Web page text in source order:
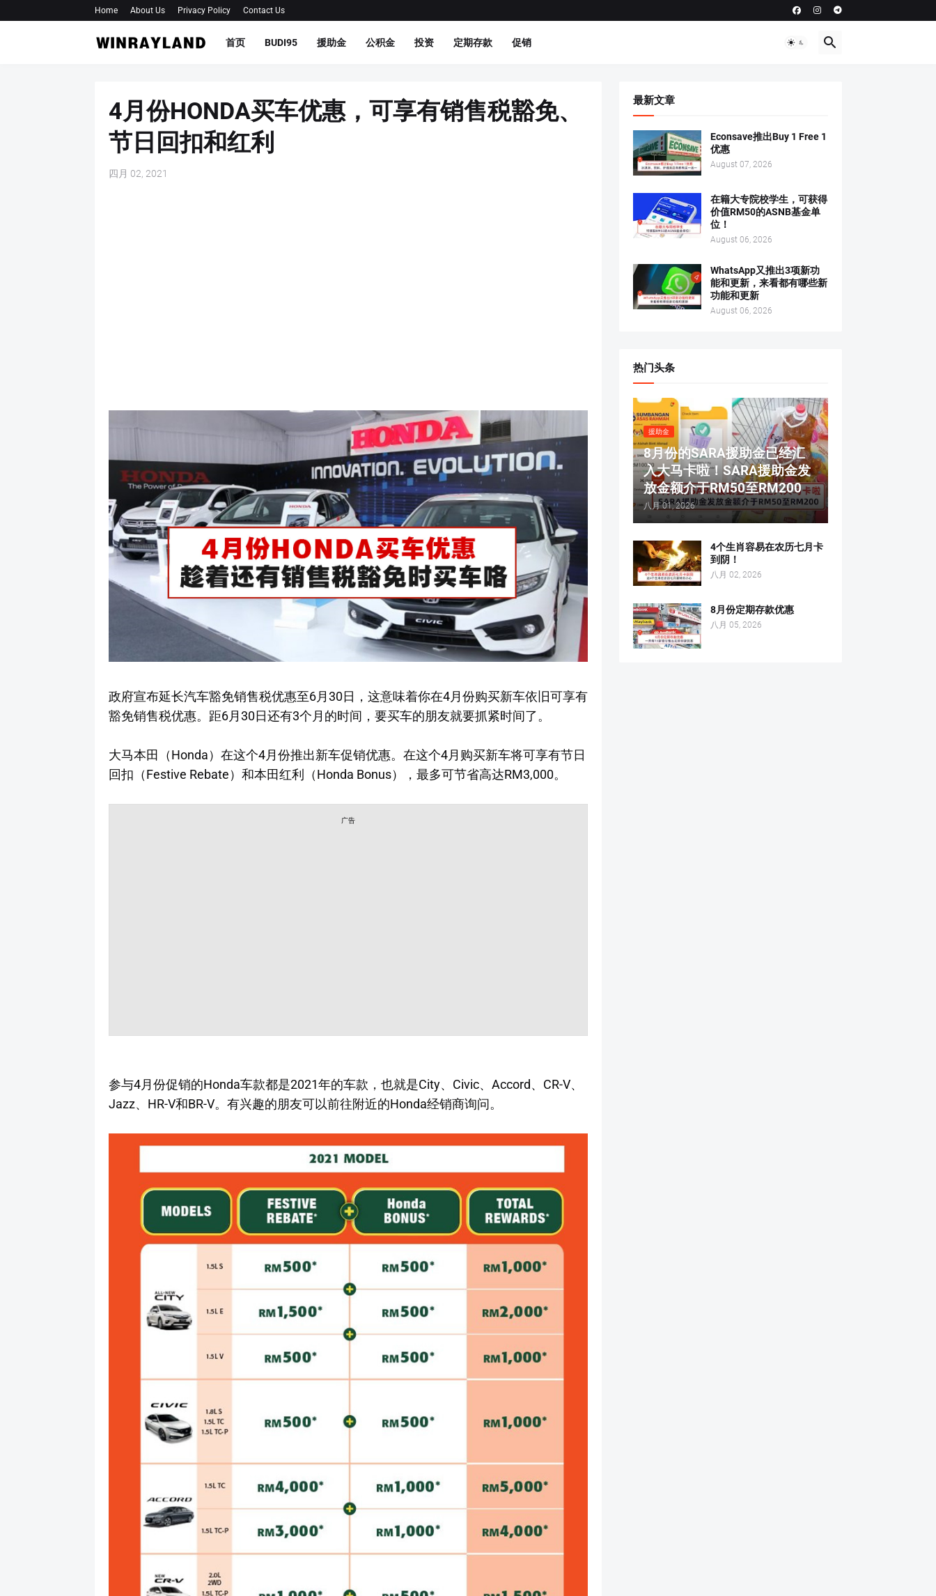
Home About Us Privacy Policy Contact Us
首页 BUDI95 援助金 公积金 投资 定期存款 促销
4月份HONDA买车优惠，可享有销售税豁免、
节日回扣和红利
四月 02, 2021
政府宣布延长汽车豁免销售税优惠至6月30日，这意味着你在4月份购买新车依旧可享有
豁免销售税优惠。距6月30日还有3个月的时间，要买车的朋友就要抓紧时间了。
大马本田（Honda）在这个4月份推出新车促销优惠。在这个4月购买新车将可享有节日
回扣（Festive Rebate）和本田红利（Honda Bonus），最多可节省高达RM3,000。
广告
参与4月份促销的Honda车款都是2021年的车款，也就是City、Civic、Accord、CR-V、
Jazz、HR-V和BR-V。有兴趣的朋友可以前往附近的Honda经销商询问。
最新文章
Econsave推出Buy 1 Free 1
优惠
August 07, 2026
在籍大专院校学生，可获得
价值RM50的ASNB基金单
位！
August 06, 2026
WhatsApp又推出3项新功
能和更新，来看都有哪些新
功能和更新
August 06, 2026
热门头条
援助金
8月份的SARA援助金已经汇
入大马卡啦！SARA援助金发
放金额介于RM50至RM200
八月 01, 2026
4个生肖容易在农历七月卡
到阴！
八月 02, 2026
8月份定期存款优惠
八月 05, 2026